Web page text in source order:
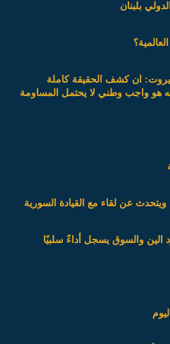
بلبنان
ان كشف الحقيقة كاملة
هو واجب وطني لا يحتمل المساومة
عن لقاء مع القيادة السورية
والسوق يسجل أداءً سلبيًا